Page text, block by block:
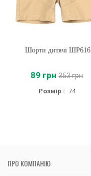
Шорти дитячі ШР616
89 грн 353 грн
Розмір : 74
ПРО КОМПАНІЮ